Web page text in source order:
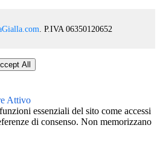
. P.IVA 06350120652
All
Attivo
essenziali del sito come accessi
di consenso. Non memorizzano